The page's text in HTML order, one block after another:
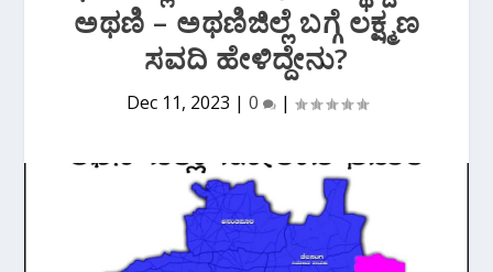
ಅಥಣಿ – ಅಥಣಿ‌ಜಿಲ್ಲೆ ಬಗ್ಗೆ ಲಕ್ಷ್ಮಣ
ಸವದಿ ಹೇಳಿದ್ದೇನು?
Dec 11, 2023 | 0 |